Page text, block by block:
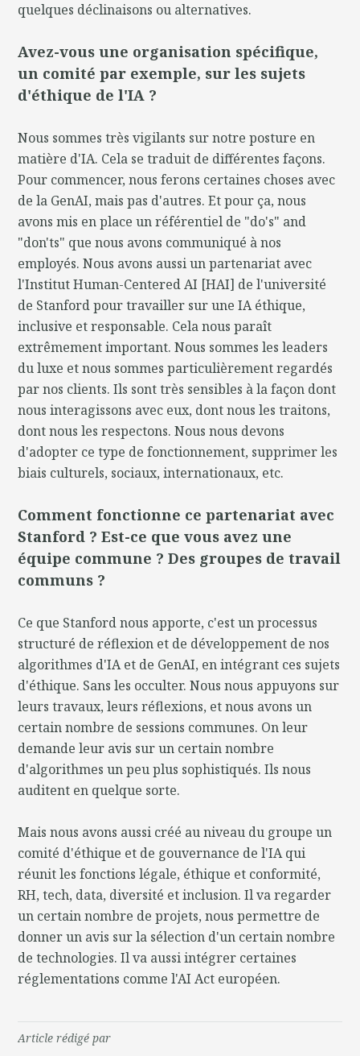
quelques déclinaisons ou alternatives.
Avez-vous une organisation spécifique,
un comité par exemple, sur les sujets
d'éthique de l'IA ?
Nous sommes très vigilants sur notre posture en
matière d'IA. Cela se traduit de différentes façons.
Pour commencer, nous ferons certaines choses avec
de la GenAI, mais pas d'autres. Et pour ça, nous
avons mis en place un référentiel de "do's" and
"don'ts" que nous avons communiqué à nos
employés. Nous avons aussi un partenariat avec
l'Institut Human-Centered AI [HAI] de l'université
de Stanford pour travailler sur une IA éthique,
inclusive et responsable. Cela nous paraît
extrêmement important. Nous sommes les leaders
du luxe et nous sommes particulièrement regardés
par nos clients. Ils sont très sensibles à la façon dont
nous interagissons avec eux, dont nous les traitons,
dont nous les respectons. Nous nous devons
d'adopter ce type de fonctionnement, supprimer les
biais culturels, sociaux, internationaux, etc.
Comment fonctionne ce partenariat avec
Stanford ? Est-ce que vous avez une
équipe commune ? Des groupes de travail
communs ?
Ce que Stanford nous apporte, c'est un processus
structuré de réflexion et de développement de nos
algorithmes d'IA et de GenAI, en intégrant ces sujets
d'éthique. Sans les occulter. Nous nous appuyons sur
leurs travaux, leurs réflexions, et nous avons un
certain nombre de sessions communes. On leur
demande leur avis sur un certain nombre
d'algorithmes un peu plus sophistiqués. Ils nous
auditent en quelque sorte.
Mais nous avons aussi créé au niveau du groupe un
comité d'éthique et de gouvernance de l'IA qui
réunit les fonctions légale, éthique et conformité,
RH, tech, data, diversité et inclusion. Il va regarder
un certain nombre de projets, nous permettre de
donner un avis sur la sélection d'un certain nombre
de technologies. Il va aussi intégrer certaines
réglementations comme l'AI Act européen.
Article rédigé par